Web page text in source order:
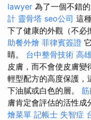
lawyer 為了一個不錯
計 靈骨塔 seo公司 這
下了健康的外觀（不必
助餐外燴 菲律賓簽證
睛。 台中整骨技術 高
皮膚，而不會使皮膚變
輕型配方的高度保護，
下油膩或白色的層。
膚肯定會評估的活性成
燴菜單 記帳士 失智症